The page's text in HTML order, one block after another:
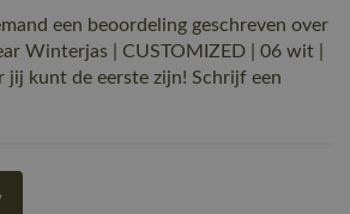
een beoordeling geschreven over
Winterjas | CUSTOMIZED | 06 wit |
jij kunt de eerste zijn! Schrijf een